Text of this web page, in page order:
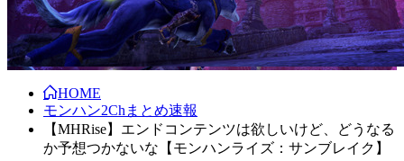
HOME
モンハン2Chまとめ速報
【MHRise】エンドコンテンツは欲しいけど、どうなる
か予想つかないな【モンハンライズ：サンブレイク】